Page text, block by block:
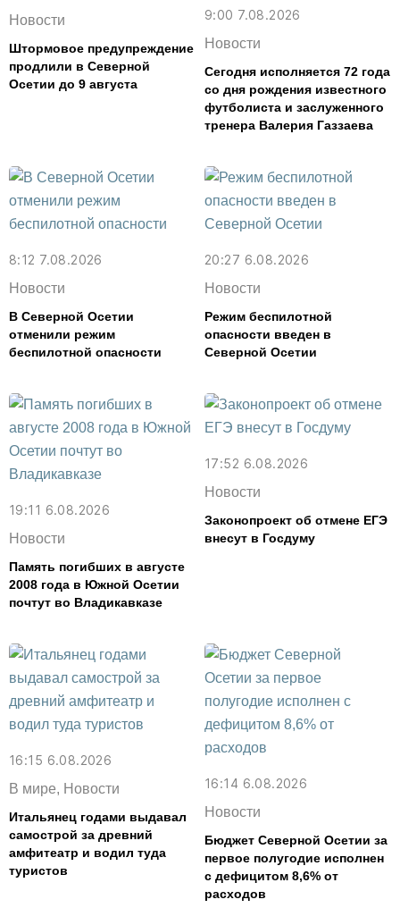
Новости
Штормовое предупреждение
продлили в Северной
Осетии до 9 августа
9:00 7.08.2026
Новости
Сегодня исполняется 72 года
со дня рождения известного
футболиста и заслуженного
тренера Валерия Газзаева
8:12 7.08.2026
Новости
В Северной Осетии
отменили режим
беспилотной опасности
20:27 6.08.2026
Новости
Режим беспилотной
опасности введен в
Северной Осетии
19:11 6.08.2026
Новости
Память погибших в августе
2008 года в Южной Осетии
почтут во Владикавказе
17:52 6.08.2026
Новости
Законопроект об отмене ЕГЭ
внесут в Госдуму
16:15 6.08.2026
В мире, Новости
Итальянец годами выдавал
самострой за древний
амфитеатр и водил туда
туристов
16:14 6.08.2026
Новости
Бюджет Северной Осетии за
первое полугодие исполнен
с дефицитом 8,6% от
расходов